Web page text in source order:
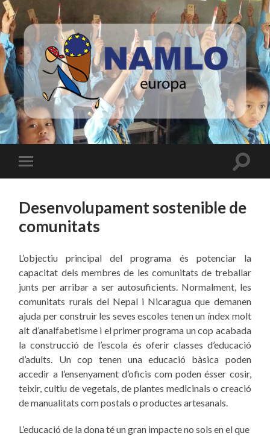
Namlo
Europa
Toggle
mobile
Toggle
Desenvolupament sostenible de
comunitats
L’objectiu principal del programa és potenciar la
capacitat dels membres de les comunitats de treballar
junts per arribar a ser autosuficients. Normalment, les
comunitats rurals del Nepal i Nicaragua que demanen
ajuda per construir les seves escoles tenen un índex molt
alt d’analfabetisme i el primer programa un cop acabada
la construcció de l’escola és oferir classes d’educació
d’adults. Un cop tenen una educació bàsica poden
accedir a l’ensenyament d’oficis com poden ésser cosir,
teixir, cultiu de vegetals, de plantes medicinals o creació
de manualitats com postals o productes artesanals.
L’educació de la dona té un gran impacte no sols en el que